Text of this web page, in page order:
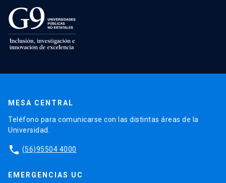
MESA CENTRAL
Teléfono para comunicarse con las distintas áreas de la
Universidad.
phone (56)95504 4000
EMERGENCIAS UC